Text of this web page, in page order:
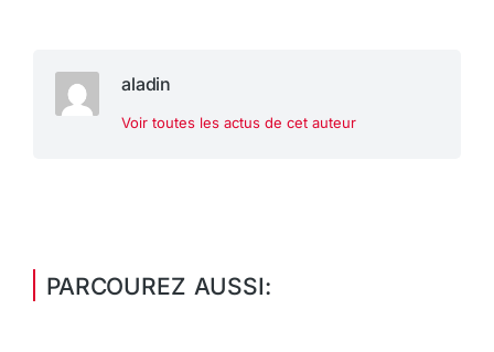
aladin
Voir toutes les actus de cet auteur
PARCOUREZ AUSSI: